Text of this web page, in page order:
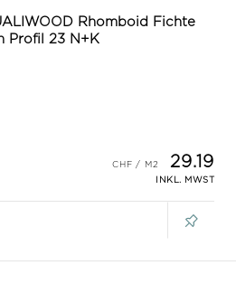
Rhomboid Fichte
Profil 23 N+K
29.19
INKL. MWST